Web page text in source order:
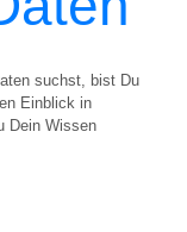
suchst, bist Du
Einblick in
Dein Wissen